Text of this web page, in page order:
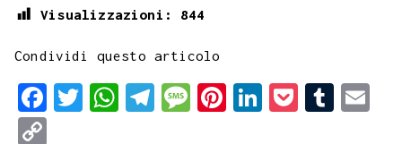
Visualizzazioni: 844
Condividi questo articolo
F
T
W
T
M
P
L
T